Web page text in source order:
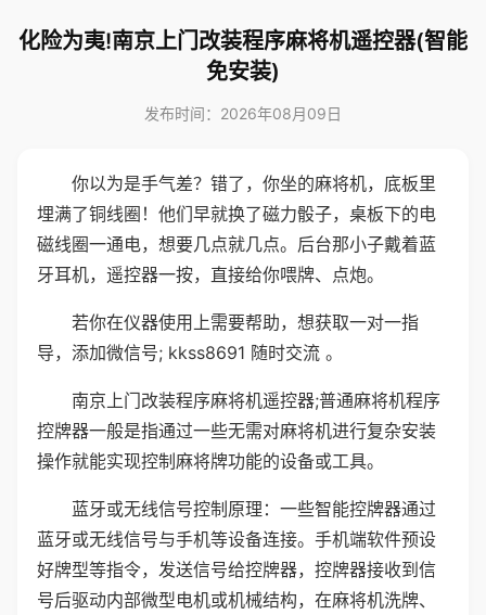
化险为夷!南京上门改装程序麻将机遥控器(智能
免安装)
发布时间：2026年08月09日
你以为是手气差？错了，你坐的麻将机，底板里
埋满了铜线圈！他们早就换了磁力骰子，桌板下的电
磁线圈一通电，想要几点就几点。后台那小子戴着蓝
牙耳机，遥控器一按，直接给你喂牌、点炮。
若你在仪器使用上需要帮助，想获取一对一指
导，添加微信号; kkss8691 随时交流 。
南京上门改装程序麻将机遥控器;普通麻将机程序
控牌器一般是指通过一些无需对麻将机进行复杂安装
操作就能实现控制麻将牌功能的设备或工具。
蓝牙或无线信号控制原理：一些智能控牌器通过
蓝牙或无线信号与手机等设备连接。手机端软件预设
好牌型等指令，发送信号给控牌器，控牌器接收到信
号后驱动内部微型电机或机械结构，在麻将机洗牌、